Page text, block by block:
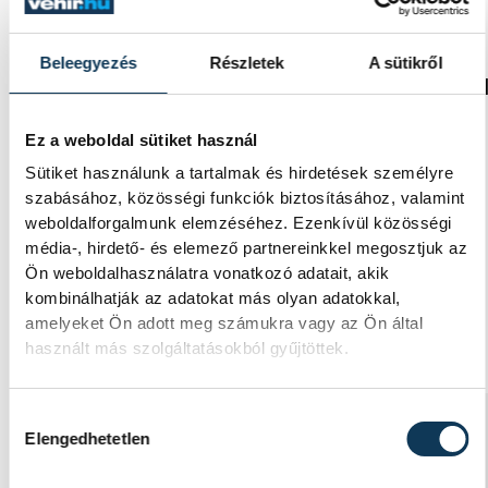
Beleegyezés Részletek A sütikről
Ez a weboldal sütiket használ
Sütiket használunk a tartalmak és hirdetések személyre
szabásához, közösségi funkciók biztosításához, valamint
weboldalforgalmunk elemzéséhez. Ezenkívül közösségi
média-, hirdető- és elemező partnereinkkel megosztjuk az
Ön weboldalhasználatra vonatkozó adatait, akik
kombinálhatják az adatokat más olyan adatokkal,
amelyeket Ön adott meg számukra vagy az Ön által
használt más szolgáltatásokból gyűjtöttek.
Elengedhetetlen
Veszprémben
Egy uniós pályázattal két év alatt 24 utcán élő
hajléktalan rászorulót támogatott
Háza.
2020. SZEPTEMBER 2. 4:00
1 2